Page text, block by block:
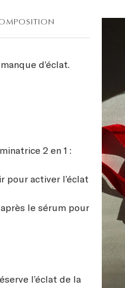
d’éclat.
2 en 1 :
pour activer l’éclat
le sérum pour
l’éclat de la